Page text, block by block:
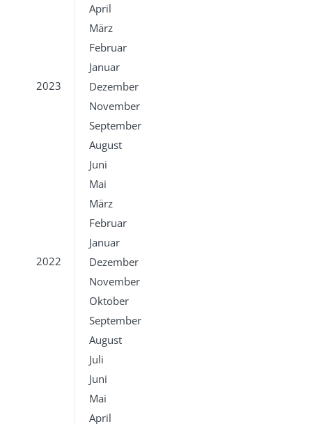
April
März
Februar
Januar
2023
Dezember
November
September
August
Juni
Mai
März
Februar
Januar
2022
Dezember
November
Oktober
September
August
Juli
Juni
Mai
April